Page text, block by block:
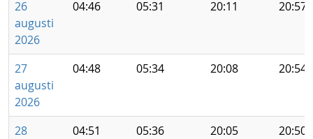
26
augusti
2026
04:46 05:31 20:11 20:57
27
augusti
2026
04:48 05:34 20:08 20:54
28
04:51 05:36 20:05 20:50